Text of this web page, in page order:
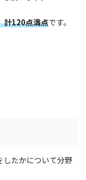
計120点満点です。
したかについて分野